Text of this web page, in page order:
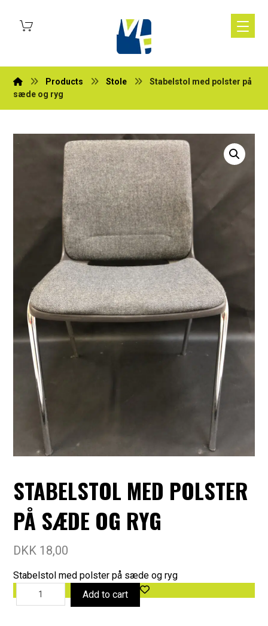
Products Stole
Stabelstol med polster på
sæde og ryg
STABELSTOL MED POLSTER
PÅ SÆDE OG RYG
DKK 18,00
Stabelstol med polster på sæde og ryg
Add to cart